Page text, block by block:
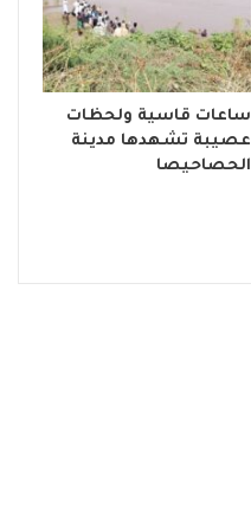
ساعات قاسية ولحظات
عصيبة تشهدها مدينة
الحصاحيصا